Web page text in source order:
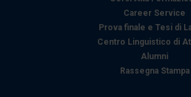
Career Service
Prova finale e Tesi di
Centro Linguistico di
Alumni
Rassegna Stampa